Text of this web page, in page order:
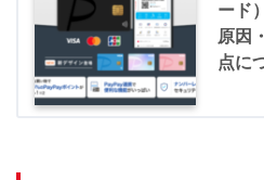
ード
原因
点に